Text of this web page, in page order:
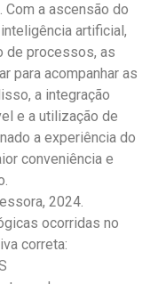
a ascensão do
artificial,
de processos, as
para acompanhar as
a integração
e a utilização de
a experiência do
conveniência e
2024.
ocorridas no
correta: